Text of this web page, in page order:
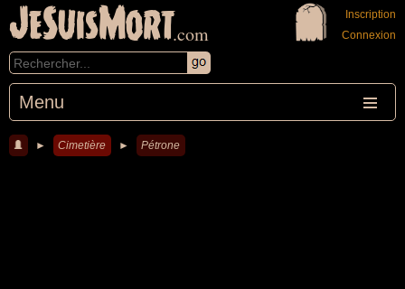
JeSuisMort.com
Menu
Inscription
Connexion
► Cimetière ► Pétrone